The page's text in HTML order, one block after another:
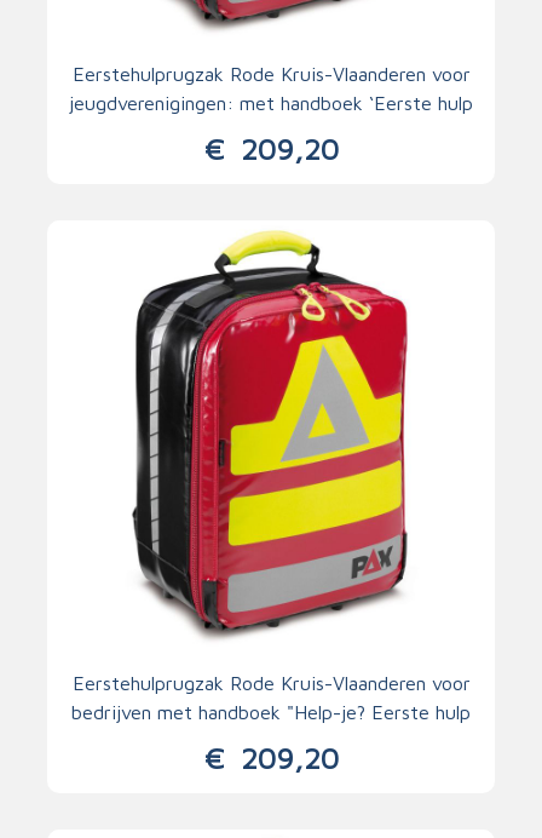
Eerstehulprugzak Rode Kruis-Vlaanderen voor
jeugdverenigingen: met handboek ‘Eerste hulp
€209,20
Eerstehulprugzak Rode Kruis-Vlaanderen voor
bedrijven met handboek "Help-je? Eerste hulp
€209,20